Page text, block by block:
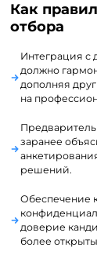
Как
отбора
Интеграция с
должно
дополняя
на
заранее
решений.
Обеспечение
доверие
более